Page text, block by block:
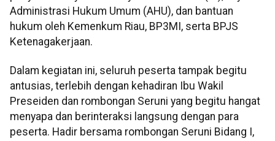
Administrasi Hukum Umum (AHU), dan bantuan
hukum oleh Kemenkum Riau, BP3MI, serta BPJS
Ketenagakerjaan.
Dalam kegiatan ini, seluruh peserta tampak begitu
antusias, terlebih dengan kehadiran Ibu Wakil
Preseiden dan rombongan Seruni yang begitu hangat
menyapa dan berinteraksi langsung dengan para
peserta. Hadir bersama rombongan Seruni Bidang I,